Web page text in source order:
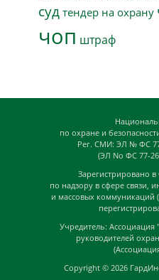
суд тендер на охрану
чоп штраф
по охране и
Рег. СМИ: ЭЛ № ФС 77
(ЭЛ No ФС 77-
Зарегистрировано
по надзору в сфере связи,
и массовых коммуникаций
Учредитель:
руководителей
Copyright © 2026